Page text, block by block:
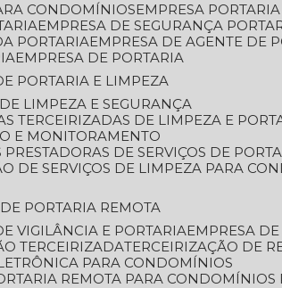
CONDOMÍNIOS
EMPRESA
EMPRESA DE SEGURANÇA
PORTARIA
EMPRESA DE AGENTE DE
EMPRESA DE PORTARIA
PORTARIA E LIMPEZA
DE LIMPEZA E SEGURANÇA
TERCEIRIZADAS DE LIMPEZA E
E MONITORAMENTO
PRESTADORAS DE SERVIÇOS DE
DE SERVIÇOS DE LIMPEZA PARA
DE PORTARIA REMOTA
VIGILÂNCIA E PORTARIA
EMPRESA
TERCEIRIZADA TERCEIRIZAÇÃO DE
PARA CONDOMÍNIOS
REMOTA PARA CONDOMÍNIOS